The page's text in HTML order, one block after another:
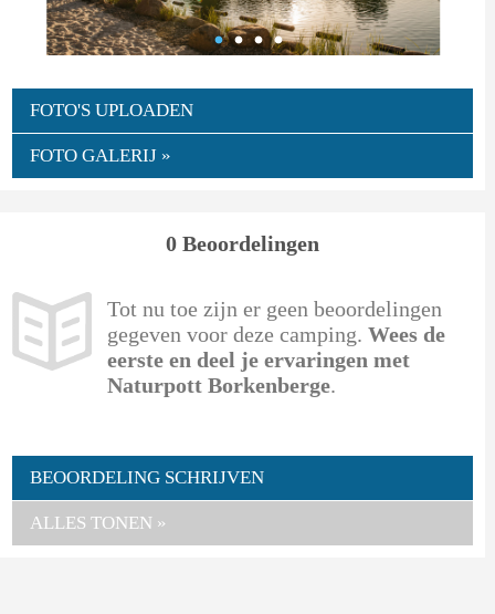
FOTO'S UPLOADEN
FOTO GALERIJ »
0 Beoordelingen
Tot nu toe zijn er geen beoordelingen
gegeven voor deze camping. Wees de
eerste en deel je ervaringen met
Naturpott Borkenberge.
BEOORDELING SCHRIJVEN
ALLES TONEN »